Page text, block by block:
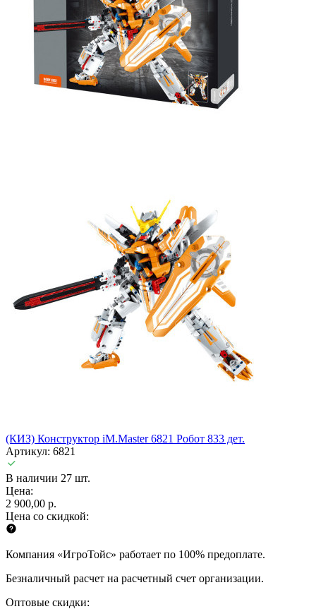
(КИЗ) Конструктор iM.Master 6821 Робот 833 дет.
Артикул: 6821
В наличии 27 шт.
Цена:
2 900,00 р.
Цена со скидкой:
Компания «ИгроТойс» работает по 100% предоплате.
Безналичный расчет на расчетный счет организации.
Оптовые скидки: